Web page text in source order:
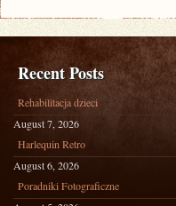
TWOJEGO
BIZNESU
Recent Posts
Rehabilitacja dzieci
August 7, 2026
Harlequin Retro
August 6, 2026
Poradniki Fotograficzne